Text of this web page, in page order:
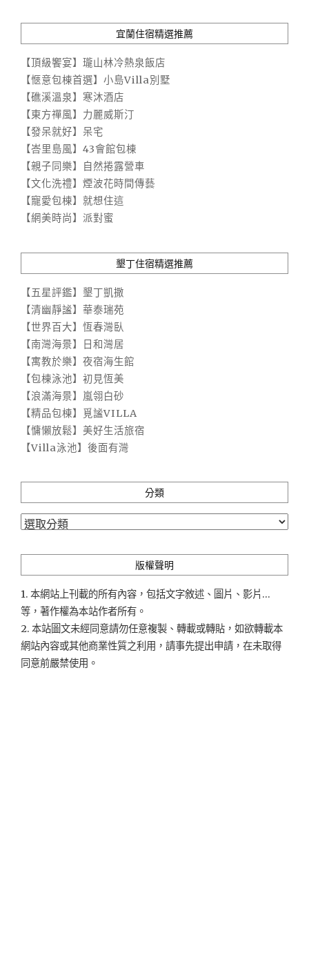
宜蘭住宿精選推薦
【頂級饗宴】瓏山林冷熱泉飯店
【愜意包棟首選】小島Villa別墅
【礁溪溫泉】寒沐酒店
【東方禪風】力麗威斯汀
【發呆就好】呆宅
【峇里島風】43會館包棟
【親子同樂】自然捲露營車
【文化洗禮】煙波花時間傳藝
【寵愛包棟】就想住這
【網美時尚】派對蜜
墾丁住宿精選推薦
【五星評鑑】墾丁凱撒
【清幽靜謐】華泰瑞苑
【世界百大】恆春灣臥
【南灣海景】日和灣居
【寓教於樂】夜宿海生館
【包棟泳池】初見恆美
【浪滿海景】嵐翎白砂
【精品包棟】覓謐VILLA
【慵懶放鬆】美好生活旅宿
【Villa泳池】後面有灣
分類
分
版權聲明
1. 本網站上刊載的所有內容，包括文字敘述、圖片、影片...
等，著作權為本站作者所有。
2. 本站圖文未經同意請勿任意複製、轉載或轉貼，如欲轉載本
網站內容或其他商業性質之利用，請事先提出申請，在未取得
同意前嚴禁使用。